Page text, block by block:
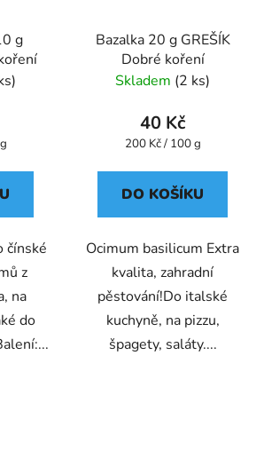
g
čínské
z
na
do
Bazalka 20 g GREŠÍK
Dobré koření
Skladem (2 ks)
40 Kč
Měrná
200 Kč / 100 g
DO KOŠÍKU
Ocimum basilicum Extra
kvalita, zahradní
pěstování!Do italské
kuchyně, na pizzu,
špagety, saláty....